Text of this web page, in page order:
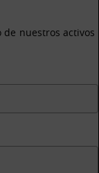
nuestros activos